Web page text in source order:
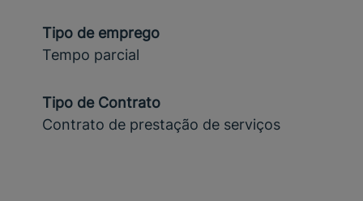
Tipo de emprego
Tempo parcial
Tipo de Contrato
Contrato de prestação de serviços